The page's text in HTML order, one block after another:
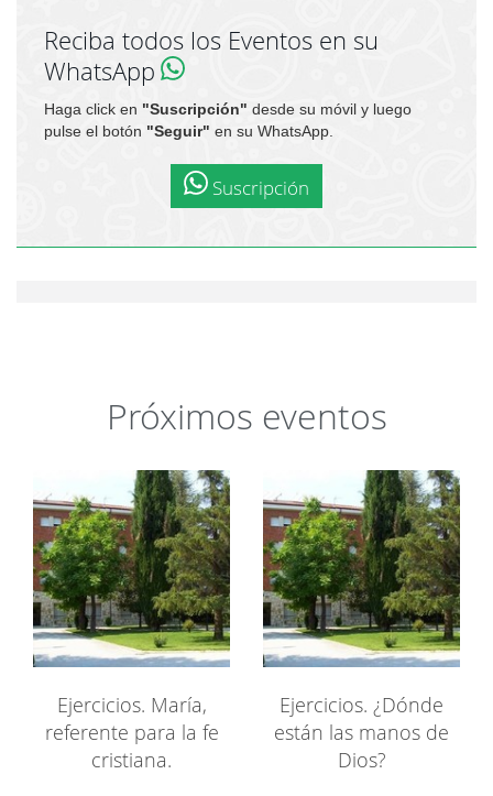
Reciba todos los Eventos en su
WhatsApp
Haga click en "Suscripción" desde su móvil y luego
pulse el botón "Seguir" en su WhatsApp.
Suscripción
Próximos eventos
Ejercicios. María,
referente para la fe
cristiana.
Ejercicios. ¿Dónde
están las manos de
Dios?